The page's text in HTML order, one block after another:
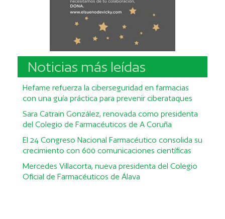
Noticias más leídas
Hefame refuerza la ciberseguridad en farmacias
con una guía práctica para prevenir ciberataques
Sara Catrain González, renovada como presidenta
del Colegio de Farmacéuticos de A Coruña
El 24 Congreso Nacional Farmacéutico consolida su
crecimiento con 600 comunicaciones científicas
Mercedes Villacorta, nueva presidenta del Colegio
Oficial de Farmacéuticos de Álava